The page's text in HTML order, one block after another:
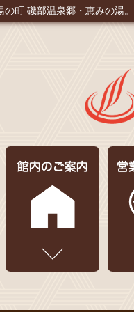
の町 磯部温泉郷・恵みの湯。